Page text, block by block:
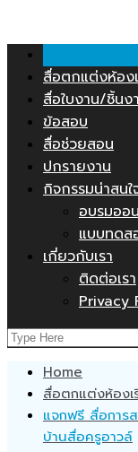
content
สื่อตกแต่งห้อง
สื่อใบงาน/ชิ้นง
ข้อสอบ
สื่อช่วยสอน
ปกรายงาน
กิจกรรมน่าสนใ
อบรมออ
แบบทดส
เกี่ยวกับเรา
ติดต่อเรา
Privacy
Home
สื่อตกแต่งห้องเ
แจกฟรี สื่อการ
บ้านสื่อครูอาวล์